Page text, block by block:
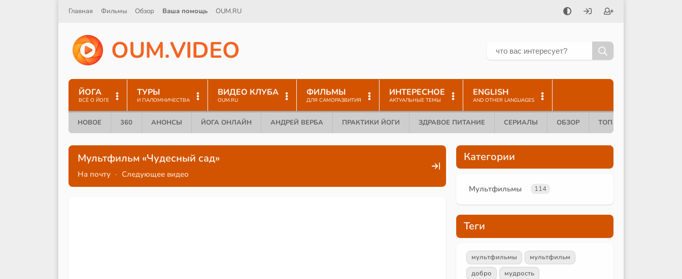
Главная Фильмы Обзор Ваша помощь OUM.RU
OUM.VIDEO
ЙОГА
ВСЁ О ЙОГЕ
ТУРЫ
И ПАЛОМНИЧЕСТВА
ВИДЕО КЛУБА
OUM.RU
ФИЛЬМЫ
ДЛЯ САМОРАЗВИТИЯ
ИНТЕРЕСНОЕ
АКТУАЛЬНЫЕ ТЕМЫ
ENGLISH
AND OTHER LANGUAGES
НОВОЕ 360 АНОНСЫ ЙОГА ОНЛАЙН АНДРЕЙ ВЕРБА ПРАКТИКИ ЙОГИ ЗДРАВОЕ ПИТАНИЕ СЕРИАЛЫ ОБЗОР ТОП 10
Мультфильм «Чудесный сад»
На почту · Следующее видео
Категории
Мультфильмы 114
Теги
мультфильмы
мультфильм
добро
мудрость